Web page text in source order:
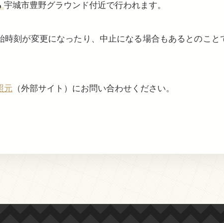
宇城市豊野グラウンド付近で行われます。
時刻が変更になったり、中止になる場合もあるとのこと
元 （外部サイト）にお問い合わせください。